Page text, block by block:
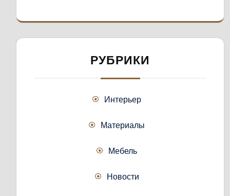
РУБРИКИ
Интерьер
Материалы
Мебель
Новости